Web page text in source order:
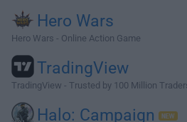
Hero Wars
Hero Wars - Online Action Game
TradingView
TradingView - Trusted by 100 Million
Halo: Campaign